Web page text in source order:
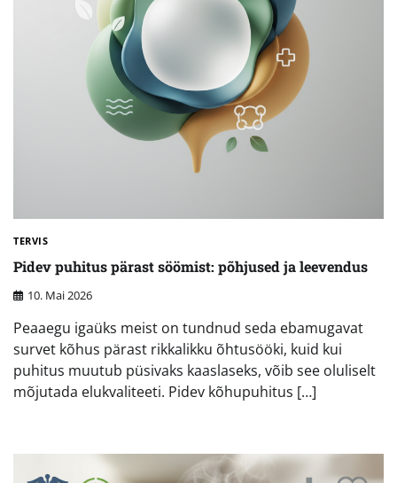
TERVIS
Pidev puhitus pärast söömist: põhjused ja leevendus
10. Mai 2026
Peaaegu igaüks meist on tundnud seda ebamugavat
survet kõhus pärast rikkalikku õhtusööki, kuid kui
puhitus muutub püsivaks kaaslaseks, võib see oluliselt
mõjutada elukvaliteeti. Pidev kõhupuhitus […]